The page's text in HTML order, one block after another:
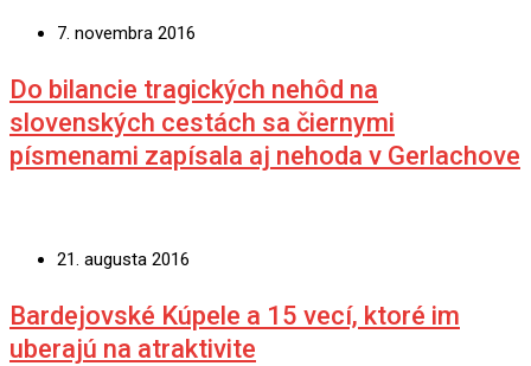
7. novembra 2016
Do bilancie tragických nehôd na
slovenských cestách sa čiernymi
písmenami zapísala aj nehoda v Gerlachove
21. augusta 2016
Bardejovské Kúpele a 15 vecí, ktoré im
uberajú na atraktivite